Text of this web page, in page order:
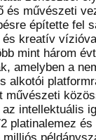
és művészeti
építette fel
és kreatív
mint három
amelyben a
alkotói
művészeti
intellektuális
platinalemez